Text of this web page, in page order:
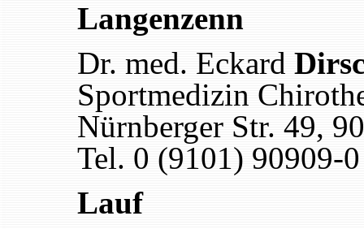
Langenzenn
Dr. med. Eckard
Sportmedizin
Nürnberger Str. 49,
Tel. 0 (9101) 90909-0
Lauf